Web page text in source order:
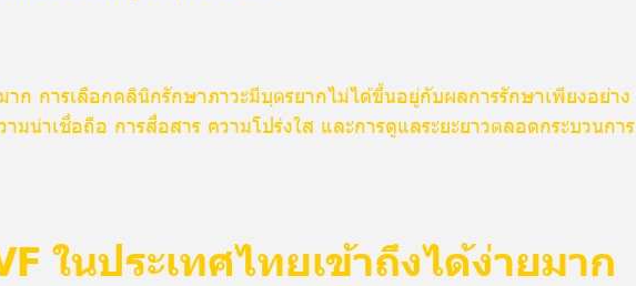
าก การเลือกคลินิกรักษาภาวะมีบุตรยากไม่ได้ขึ้นอยู่กับผลการรักษาเพียงอย่าง
ามน่าเชื่อถือ การสื่อสาร ความโปร่งใส และการดูแลระยะยาวตลอดกระบวนการ
ในประเทศไทยเข้าถึงได้ง่ายมาก